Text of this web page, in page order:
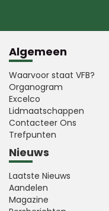
Algemeen
Waarvoor staat VFB?
Organogram
Excelco
Lidmaatschappen
Contacteer Ons
Trefpunten
Nieuws
Laatste Nieuws
Aandelen
Magazine